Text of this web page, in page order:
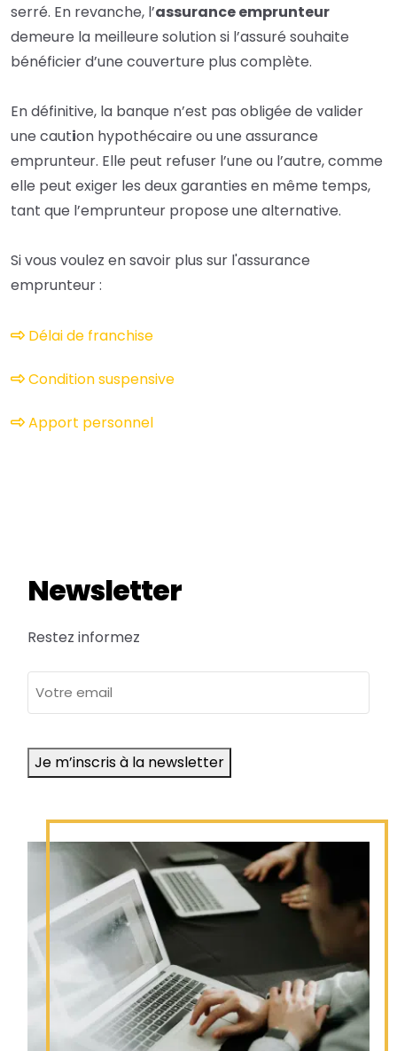
serré. En revanche, l’assurance emprunteur
demeure la meilleure solution si l’assuré souhaite
bénéficier d’une couverture plus complète.
En définitive, la banque n’est pas obligée de valider
une caution hypothécaire ou une assurance
emprunteur. Elle peut refuser l’une ou l’autre, comme
elle peut exiger les deux garanties en même temps,
tant que l’emprunteur propose une alternative.
Si vous voulez en savoir plus sur l'assurance
emprunteur :
Délai de franchise
Condition suspensive
Apport personnel
Newsletter
Restez informez
e-
Je m’inscris à la newsletter